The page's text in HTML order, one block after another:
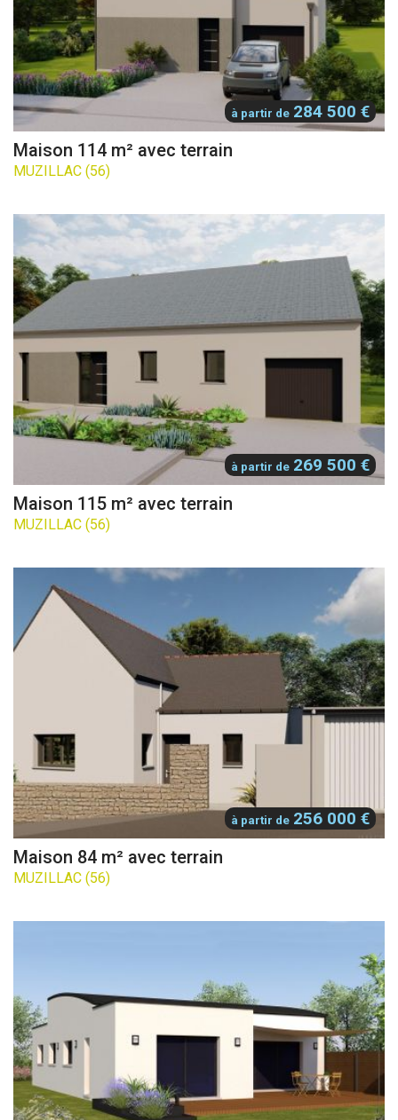
à partir de 284 500 €
Maison 114 m² avec terrain
MUZILLAC (56)
à partir de 269 500 €
Maison 115 m² avec terrain
MUZILLAC (56)
à partir de 256 000 €
Maison 84 m² avec terrain
MUZILLAC (56)